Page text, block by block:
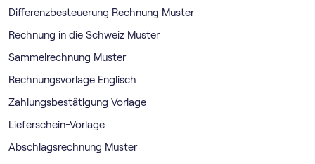
Differenzbesteuerung Rechnung Muster
Rechnung in die Schweiz Muster
Sammelrechnung Muster
Rechnungsvorlage Englisch
Zahlungsbestätigung Vorlage
Lieferschein-Vorlage
Abschlagsrechnung Muster